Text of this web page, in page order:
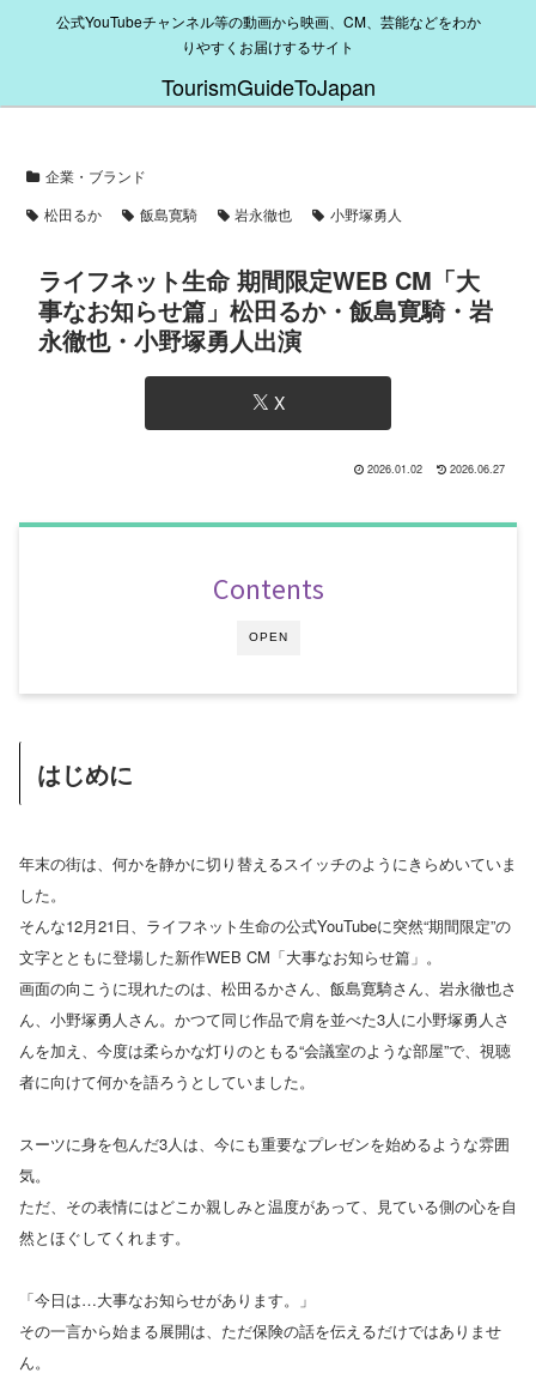
公式YouTubeチャンネル等の動画から映画、CM、芸能などをわか
りやすくお届けするサイト
TourismGuideToJapan
企業・ブランド
松田るか
飯島寛騎 岩永徹也 小野塚勇人
ライフネット生命 期間限定WEB CM「大
事なお知らせ篇」松田るか・飯島寛騎・岩
永徹也・小野塚勇人出演
X
2026.01.02 2026.06.27
OPEN
Contents
はじめに
年末の街は、何かを静かに切り替えるスイッチのようにきらめいていま
した。
そんな12月21日、ライフネット生命の公式YouTubeに突然“期間限定”の
文字とともに登場した新作WEB CM「大事なお知らせ篇」。
画面の向こうに現れたのは、松田るかさん、飯島寛騎さん、岩永徹也さ
ん、小野塚勇人さん。かつて同じ作品で肩を並べた3人に小野塚勇人さ
んを加え、今度は柔らかな灯りのともる“会議室のような部屋”で、視聴
者に向けて何かを語ろうとしていました。
スーツに身を包んだ3人は、今にも重要なプレゼンを始めるような雰囲
気。
ただ、その表情にはどこか親しみと温度があって、見ている側の心を自
然とほぐしてくれます。
「今日は…大事なお知らせがあります。」
その一言から始まる展開は、ただ保険の話を伝えるだけではありませ
ん。